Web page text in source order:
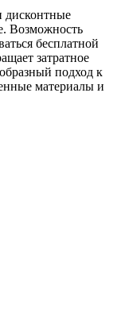
дисконтные
Возможность
бесплатной
затратное
подход к
материалы и